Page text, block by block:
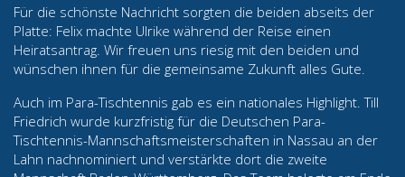
Für die schönste Nachricht sorgten die beiden abseits der
Platte: Felix machte Ulrike während der Reise einen
Heiratsantrag. Wir freuen uns riesig mit den beiden und
wünschen ihnen für die gemeinsame Zukunft alles Gute.
Auch im Para-Tischtennis gab es ein nationales Highlight. Till
Friedrich wurde kurzfristig für die Deutschen Para-
Tischtennis-Mannschaftsmeisterschaften in Nassau an der
Lahn nachnominiert und verstärkte dort die zweite